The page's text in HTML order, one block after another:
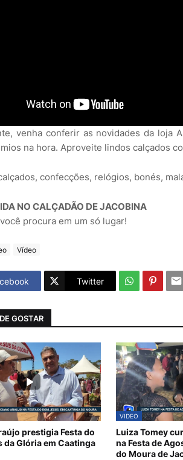
venha conferir as novidades da loja
na hora. Aproveite lindos calçados
confecções, relógios, bonés,
NO CALÇADÃO DE JACOBINA
procura em um só lugar!
Vídeo
Twitter
GOSTAR
prestigia Festa do
da Glória em Caatinga
VIDEO
Luiza Tomey
na Festa de
do Moura de